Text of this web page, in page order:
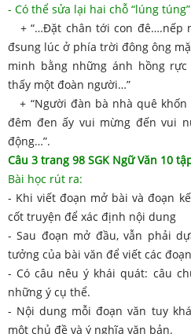
- Có thể sửa lại hai chỗ “lúng
+ “…Đặt chân tới con đê….nếp
đsung lúc ở phía trời đông ông
minh bằng những ánh hồng
thấy một đoàn người…”
+ “Người đàn bà nhà quê
đêm đen ấy vui mừng đến vui
động…”.
Câu 3 trang 98 SGK Ngữ Văn 10
Bài học rút ra:
- Khi viết đoạn mở bài và đoạn
cốt truyện để xác định nội dung
- Sau đoạn mở đầu, vẫn phải
tưởng của bài văn để viết các
- Có câu nêu ý khái quát: câu
những ý cụ thể.
- Nội dung mỗi đoạn văn tuy
một chủ đề và ý nghĩa văn bản.